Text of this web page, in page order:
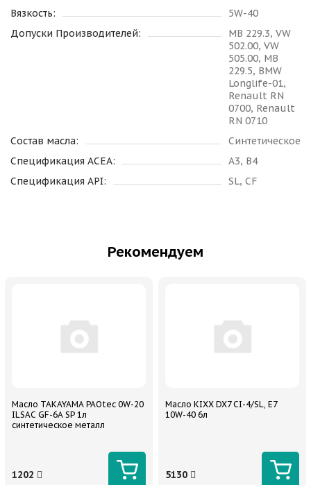
Вязкость:
5W-40
Допуски Производителей:
MB 229.3, VW
502.00, VW
505.00, MB
229.5, BMW
Longlife-01,
Renault RN
0700, Renault
RN 0710
Состав масла:
Синтетическое
Спецификация ACEA:
A3, B4
Спецификация API:
SL, CF
Рекомендуем
Масло TAKAYAMA PAOtec 0W-20
ILSAC GF-6A SP 1л
синтетическое металл
1202
Масло KIXX DX7 CI-4/SL, E7
10W-40 6л
5130